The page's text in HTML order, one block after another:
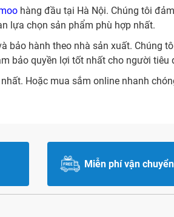
hàng đầu tại Hà Nội. Chúng tôi
lựa chọn sản phẩm phù hợp nhất.
bảo hành theo nhà sản xuất. Chúng
bảo quyền lợi tốt nhất cho người tiêu
Hoặc mua sắm online nhanh
Miễn phí vận chuyển